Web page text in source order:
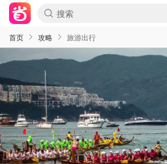
首页 攻略 旅游出行